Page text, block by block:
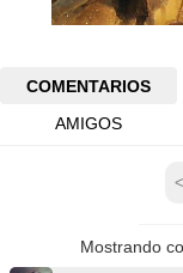
COMENTARIOS
AMIGOS
<
Mostrando